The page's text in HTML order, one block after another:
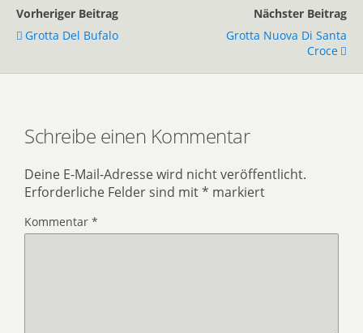
Vorheriger Beitrag
Grotta Del Bufalo
Nächster Beitrag
Grotta Nuova Di Santa
Croce
Schreibe einen Kommentar
Deine E-Mail-Adresse wird nicht veröffentlicht.
Erforderliche Felder sind mit* markiert
Kommentar *